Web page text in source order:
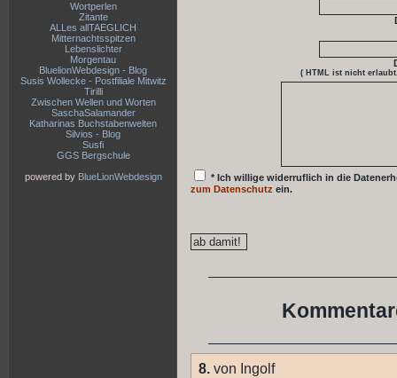
Wortperlen
Zitante
ALLes allTAEGLICH
Mitternachtsspitzen
Lebenslichter
Morgentau
BluelionWebdesign - Blog
Susis Wollecke - Postfiliale Mitwitz
Tirilli
Zwischen Wellen und Worten
SaschaSalamander
Katharinas Buchstabenwelten
Silvios - Blog
Susfi
GGS Bergschule
powered by BlueLionWebdesign
( HTML ist nicht
* Ich willige widerruflich in die
zum Datenschutz ein.
8. von Ingolf